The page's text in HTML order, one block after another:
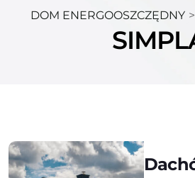
DOM ENERGOOSZCZĘDNY >